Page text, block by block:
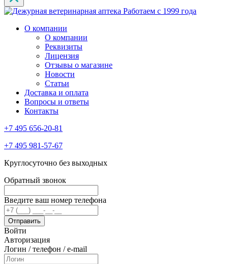
Работаем с 1999 года
О компании
О компании
Реквизиты
Лицензия
Отзывы о магазине
Новости
Статьи
Доставка и оплата
Вопросы и ответы
Контакты
+7 495 656-20-81
+7 495 981-57-67
Круглосуточно без выходных
Обратный звонок
Введите ваш номер телефона
Войти
Авторизация
Логин / телефон / e-mail